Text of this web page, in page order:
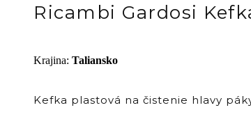
Ricambi Gardosi
Krajina: Taliansko
Kefka plastová na čistenie hlavy